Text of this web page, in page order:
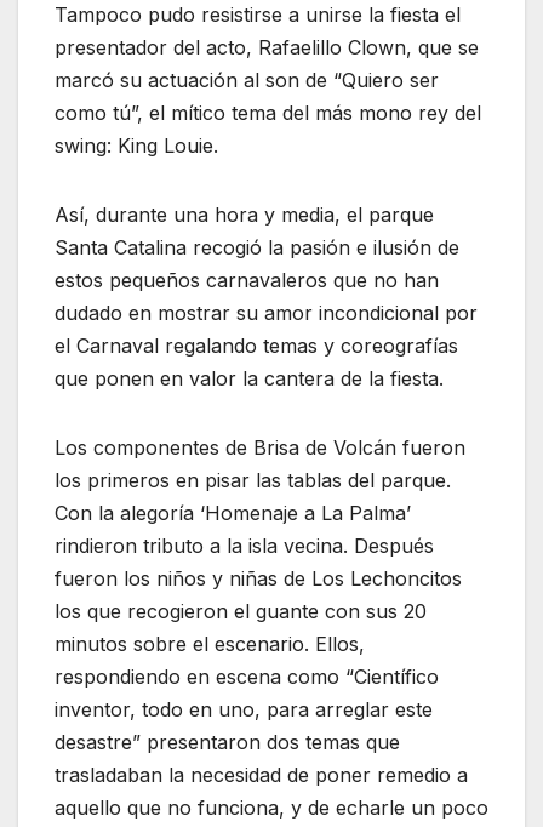
Tampoco pudo resistirse a unirse la fiesta el
presentador del acto, Rafaelillo Clown, que se
marcó su actuación al son de “Quiero ser
como tú”, el mítico tema del más mono rey del
swing: King Louie.
Así, durante una hora y media, el parque
Santa Catalina recogió la pasión e ilusión de
estos pequeños carnavaleros que no han
dudado en mostrar su amor incondicional por
el Carnaval regalando temas y coreografías
que ponen en valor la cantera de la fiesta.
Los componentes de Brisa de Volcán fueron
los primeros en pisar las tablas del parque.
Con la alegoría ‘Homenaje a La Palma’
rindieron tributo a la isla vecina. Después
fueron los niños y niñas de Los Lechoncitos
los que recogieron el guante con sus 20
minutos sobre el escenario. Ellos,
respondiendo en escena como “Científico
inventor, todo en uno, para arreglar este
desastre” presentaron dos temas que
trasladaban la necesidad de poner remedio a
aquello que no funciona, y de echarle un poco